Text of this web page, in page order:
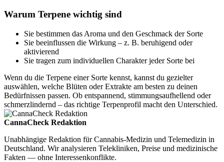
Warum Terpene wichtig sind
Sie bestimmen das Aroma und den Geschmack der Sorte
Sie beeinflussen die Wirkung – z. B. beruhigend oder
aktivierend
Sie tragen zum individuellen Charakter jeder Sorte bei
Wenn du die Terpene einer Sorte kennst, kannst du gezielter
auswählen, welche Blüten oder Extrakte am besten zu deinen
Bedürfnissen passen. Ob entspannend, stimmungsaufhellend oder
schmerzlindernd – das richtige Terpenprofil macht den Unterschied.
CannaCheck Redaktion
Unabhängige Redaktion für Cannabis-Medizin und Telemedizin in
Deutschland. Wir analysieren Telekliniken, Preise und medizinische
Fakten — ohne Interessenkonflikte.